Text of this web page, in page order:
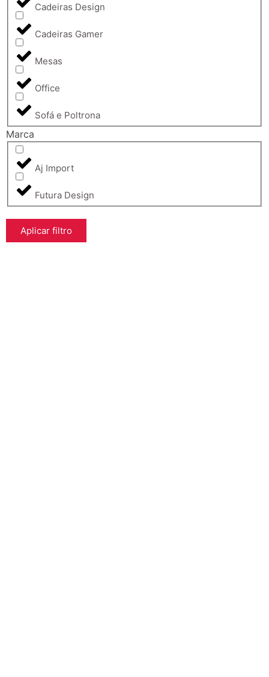
Cadeiras Design
Cadeiras Gamer
Mesas
Office
Sofá e Poltrona
Marca
Aj Import
Futura Design
Aplicar filtro